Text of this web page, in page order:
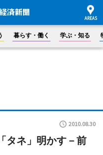
暮らす・働く 学ぶ・知る
2010.08.30
タネ」明かす－前